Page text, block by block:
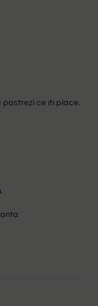
pastrezi ce iti place.